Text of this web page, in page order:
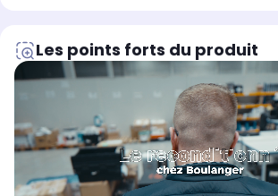
Les points forts du produit